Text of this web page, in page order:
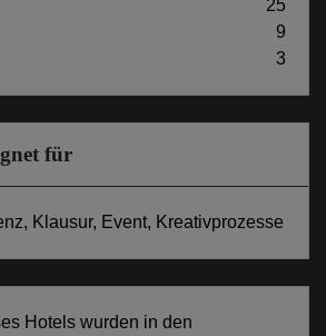
25
9
3
für
Klausur, Event, Kreativprozesse
Hotels wurden in den